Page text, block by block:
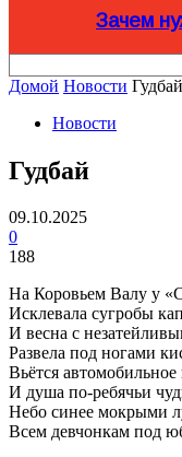
Зачем
Домой Новости Гудбай
Новости
Гудбай
09.10.2025
0
188
На Коровьем Валу у
Исклевала сугробы
И весна с
Развела под ногами
Вьётся
И душа по-ребячьи
Небо синее мокрыми
Всем девчонкам под